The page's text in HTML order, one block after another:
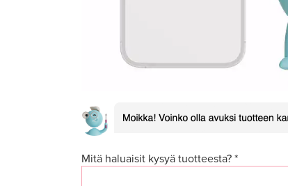
Mitä haluaisit kysyä tuotteesta? *